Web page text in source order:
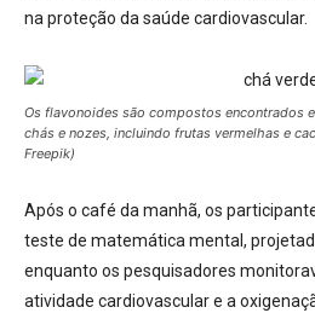
na proteção da saúde cardiovascular.
Os flavonoides são compostos encontrados
chás e nozes, incluindo frutas vermelhas e
Freepik)
Após o café da manhã, os
teste de matemática mental,
enquanto os pesquisadores
atividade cardiovascular e a